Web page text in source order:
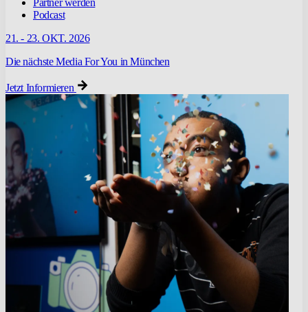
Partner werden
Podcast
21. - 23. OKT. 2026
Die nächste Media For You in München
Jetzt Informieren